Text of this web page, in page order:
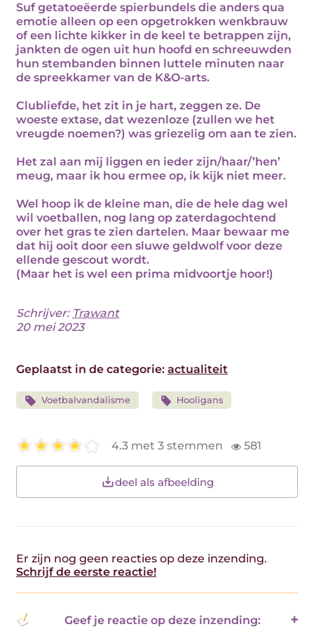
Suf getatoeëerde spierbundels die anders qua
emotie alleen op een opgetrokken wenkbrauw
of een lichte kikker in de keel te betrappen zijn,
jankten de ogen uit hun hoofd en schreeuwden
hun stembanden binnen luttele minuten naar
de spreekkamer van de K&O-arts.
Clubliefde, het zit in je hart, zeggen ze. De
woeste extase, dat wezenloze (zullen we het
vreugde noemen?) was griezelig om aan te zien.
Het zal aan mij liggen en ieder zijn/haar/’hen’
meug, maar ik hou ermee op, ik kijk niet meer.
Wel hoop ik de kleine man, die de hele dag wel
wil voetballen, nog lang op zaterdagochtend
over het gras te zien dartelen. Maar bewaar me
dat hij ooit door een sluwe geldwolf voor deze
ellende gescout wordt.
(Maar het is wel een prima midvoortje hoor!)
Schrijver: Trawant
20 mei 2023
Geplaatst in de categorie: actualiteit
Voetbalvandalisme Hooligans
4.3 met 3 stemmen 581
deel als afbeelding
Er zijn nog geen reacties op deze inzending.
Schrijf de eerste reactie!
Geef je reactie op deze inzending: